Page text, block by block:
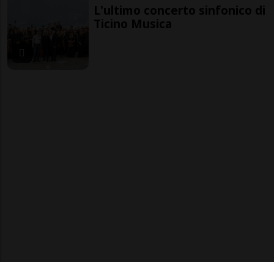
L'ultimo concerto sinfonico di
Ticino Musica